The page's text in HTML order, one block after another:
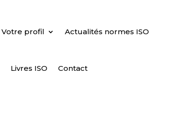
Votre profil Actualités normes ISO
Livres ISO Contact